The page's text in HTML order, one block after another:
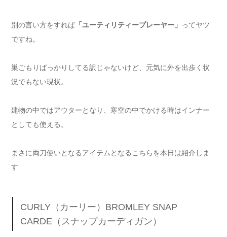
別の言い方をすれば 「ユーティリティープレーヤー」 ってヤツ
ですね。
巣ごもりばっかりしてる訳じゃないけど、元気に外を出歩く状
況でもない現状。
建物の中ではアウターとなり、寒空の中でかける時はインナー
としても使える。
まさに両刀使いとなるアイテムとなるこちらを本日は紹介しま
す
CURLY（カーリー）BROMLEY SNAP
CARDE（スナップカーディガン）